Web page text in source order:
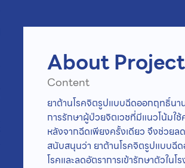
About Project
Content
ยาต้านโรคจิตรูปแบบฉีดออกฤทธิ์น
การรักษาผู้ป่วยจิตเวชที่มีแนวโน้มใ
หลังจากฉีดเพียงครั้งเดียว จึงช่วย
สนับสนุนว่า ยาต้านโรคจิตรูปแบบฉี
โรคและลดอัตราการเข้ารักษาตัวใน